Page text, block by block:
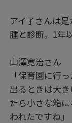
アイ子さんは
腫と診断。1年
山澤寛治さん
「保育園に行
出るときは大
たら小さな箱
われたですね」